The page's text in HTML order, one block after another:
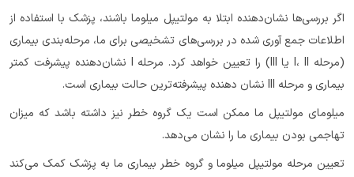
اگر بررسی‌ها نشان‌دهنده ابتلا به مولتیپل میلوما باشند، پزشک با استفاده از
اطلاعات جمع آوری شده در بررسی‌های تشخیصی برای ما، مرحله‌بندی بیماری
(مرحله I، II یا III) را تعیین خواهد کرد. مرحله I نشان‌دهنده پیشرفت کمتر
بیماری و مرحله III نشان دهنده پیشرفته‌ترین حالت بیماری است.
میلومای مولتیپل ما ممکن است یک گروه خطر نیز داشته باشد که میزان
تهاجمی بودن بیماری ما را نشان می‌دهد.
تعیین مرحله مولتیپل میلوما و گروه خطر بیماری ما به پزشک کمک می‌کند